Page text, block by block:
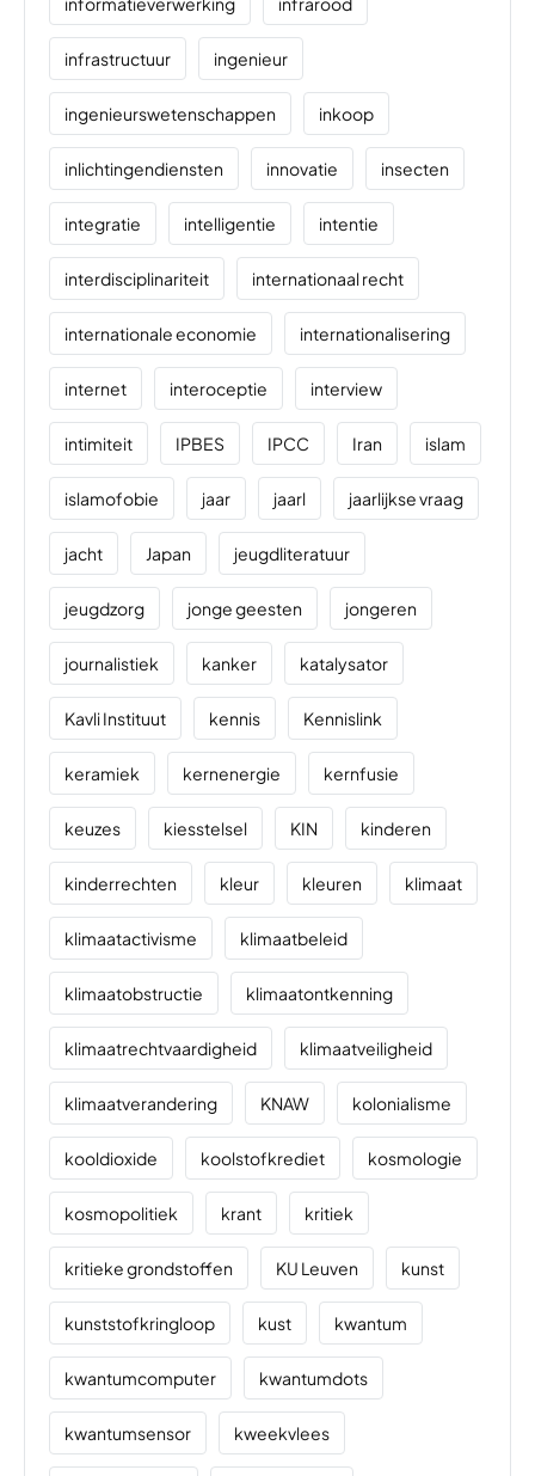
infrastructuur ingenieur
ingenieurswetenschappen inkoop
inlichtingendiensten innovatie insecten
integratie intelligentie intentie
interdisciplinariteit internationaal recht
internationale economie internationalisering
internet interoceptie interview
intimiteit IPBES IPCC Iran islam
islamofobie jaar jaarl jaarlijkse vraag
jacht Japan jeugdliteratuur
jeugdzorg jonge geesten jongeren
journalistiek kanker katalysator
Kavli Instituut kennis Kennislink
keramiek kernenergie kernfusie
keuzes kiesstelsel KIN kinderen
kinderrechten kleur kleuren klimaat
klimaatactivisme klimaatbeleid
klimaatobstructie klimaatontkenning
klimaatrechtvaardigheid klimaatveiligheid
klimaatverandering KNAW kolonialisme
kooldioxide koolstofkrediet kosmologie
kosmopolitiek krant kritiek
kritieke grondstoffen KU Leuven kunst
kunststofkringloop kust kwantum
kwantumcomputer kwantumdots
kwantumsensor kweekvlees